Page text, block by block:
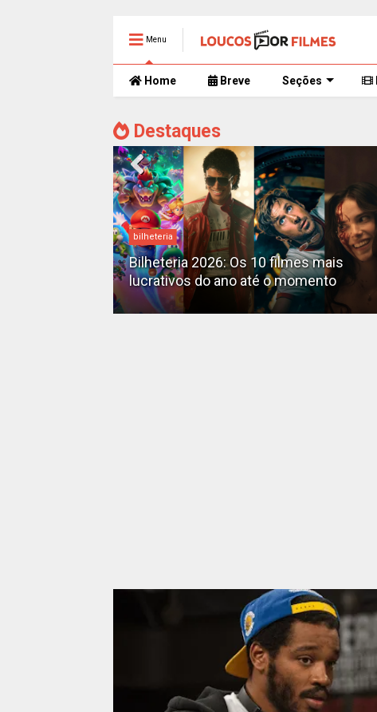
Menu
Home Breve Seções
Destaques
bilheteria
Bilheteria 2026: Os 10 filmes mais
lucrativos do ano até o momento